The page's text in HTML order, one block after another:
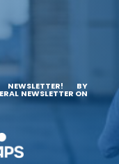
BY
NEWSLETTER ON